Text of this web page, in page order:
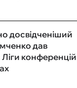
досвідченіший
дав
конференцій